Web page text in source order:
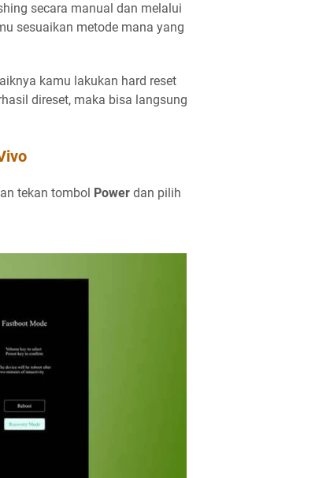
secara manual dan melalui
sesuaikan metode mana yang
kamu lakukan hard reset
direset, maka bisa langsung
tekan tombol Power dan pilih